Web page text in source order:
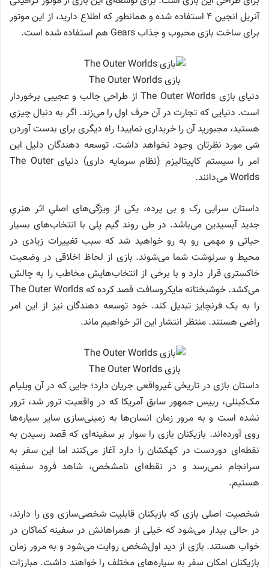
آنریل انجین ۴ استفاده شده و همانطور که اطلاع دارید، از این موتور
برای ساخت بازی محبوب و جذاب Gears هم استفاده شده است.
بازی The Outer Worlds
دنیای بازی The Outer Worlds از طراحی جالب و عجیبی برخوردار
است. دنیایی که تجارت در آن حرف اول را می‌زند. اگر به دنبال چیزی
هستید، مجبورید آن را خریداری نمایید! راه دیگری برای بدست آوردن
شی مورد نظرتان وجود نخواهد داشت. توسعه دهندگان دلیل این
امر را سیستم کاپیتالیزم (نظام سرمایه داری) دنیای The Outer
Worlds می‌دانند.
داستان سرایی رک و بی پرده، یکی از ویژگی‌های اصلیِ اثر هنریِ
جدید آبسیدین می‌باشد. در طی روند گیم پلی با انتخاب‌های بسیار
حیاتی و مهمی رو به رو خواهید شد که سبب تغییرات زیادی در
محیط و سرنوشت شما می‌شوند. بازی از لحاظ اخلاقی در وضعیت
خاکستری قرار دارد و با برخی از انتخاب‌هایش مخاطب را به چالش
می‌کشد. خوشبختانه مایکروسافت قصد کرده که The Outer Worlds
را به یک فرنچایز تبدیل کند. خود توسعه دهندگان نیز از این امر
راضی هستند. منتظر انتشار این اثر خواهیم ماند.
بازی The Outer Worlds
داستان بازی در تاریخی غیرواقعی جریان دارد؛ جایی که در آن ویلیام
مک‌کینلی، رییس جمهور سابق آمریکا که در واقعیت ترور شد، ترور
نشده است و به مرور زمان انسان‌ها به زمینی‌سازی سایر سیاره‌ها
روی آورده‌اند. بازیکنان بازی را سوار بر سفینه‌ای که قصد رسیدن به
نقطه‌ای دوردست در کهکشان را دارد آغاز می‌کنند اما این سفر به
سرانجام نمی‌رسد و در نقطه‌ای نامشخص، شاهد فرود سفینه
هستیم.
شخصیت اصلی بازی که بازیکنان قابلیت شخصی‌سازی وی را دارند،
در حالی بیدار می‌شود که خیلی از همراهانش در سفینه کماکان در
خواب هستند. بازی از دید اول‌شخص روایت می‌شود و به مرور زمان
بازیکنان امکان سفر به سیاره‌های مختلف را خواهند داشت. مبارزات